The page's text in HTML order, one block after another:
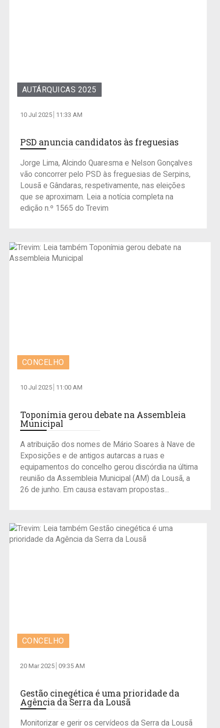
AUTÁRQUICAS 2025
10 Jul 2025 11:33 AM
PSD anuncia candidatos às freguesias
Jorge Lima, Alcindo Quaresma e Nelson Gonçalves
vão concorrer pelo PSD às freguesias de Serpins,
Lousã e Gândaras, respetivamente, nas eleições
que se aproximam. Leia a notícia completa na
edição n.º 1565 do Trevim
CONCELHO
10 Jul 2025 11:00 AM
Toponímia gerou debate na Assembleia
Municipal
A atribuição dos nomes de Mário Soares à Nave de
Exposições e de antigos autarcas a ruas e
equipamentos do concelho gerou discórdia na última
reunião da Assembleia Municipal (AM) da Lousã, a
26 de junho. Em causa estavam propostas...
CONCELHO
20 Mar 2025 09:35 AM
Gestão cinegética é uma prioridade da
Agência da Serra da Lousã
Monitorizar e gerir os cervídeos da Serra da Lousã